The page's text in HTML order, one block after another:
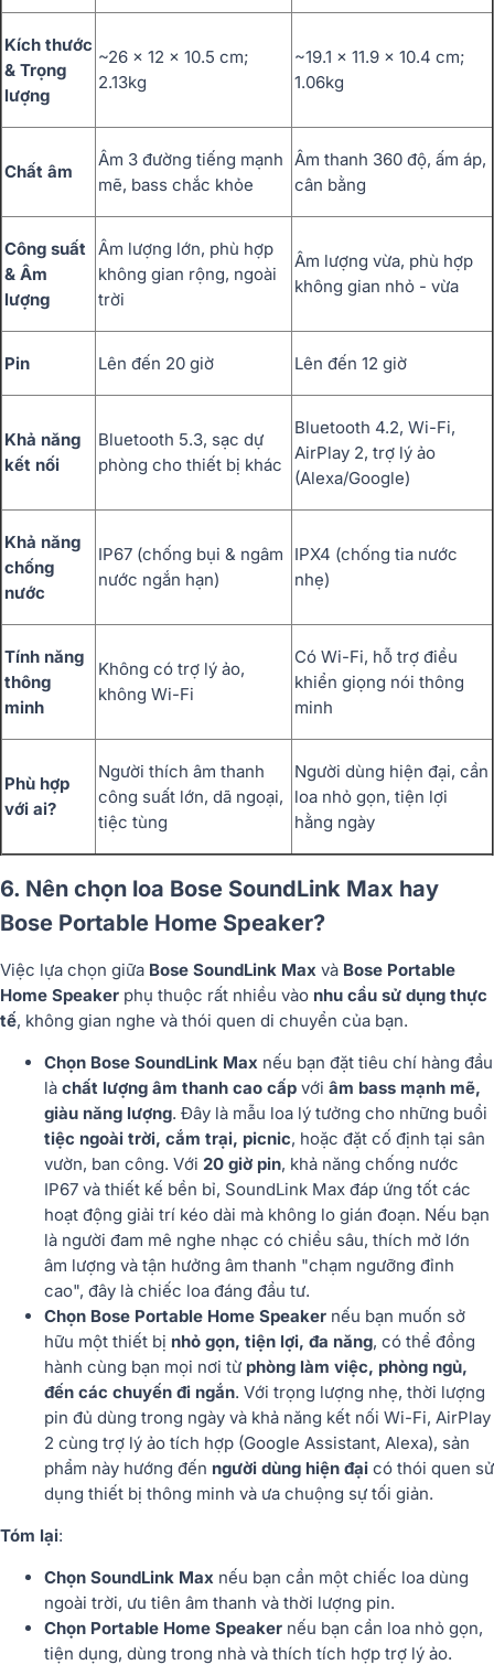
Kích thước
& Trọng
lượng
~26 x 12 x 10.5 cm;
2.13kg
~19.1 x 11.9 x 10.4 cm;
1.06kg
Chất âm
Âm 3 đường tiếng mạnh
mẽ, bass chắc khỏe
Âm thanh 360 độ, ấm áp,
cân bằng
Công suất
& Âm
lượng
Âm lượng lớn, phù hợp
không gian rộng, ngoài
trời
Âm lượng vừa, phù hợp
không gian nhỏ - vừa
Pin Lên đến 20 giờ Lên đến 12 giờ
Khả năng
kết nối
Bluetooth 5.3, sạc dự
phòng cho thiết bị khác
Bluetooth 4.2, Wi-Fi,
AirPlay 2, trợ lý ảo
(Alexa/Google)
Khả năng
chống
nước
IP67 (chống bụi & ngâm
nước ngắn hạn)
IPX4 (chống tia nước
nhẹ)
Tính năng
thông
minh
Không có trợ lý ảo,
không Wi-Fi
Có Wi-Fi, hỗ trợ điều
khiển giọng nói thông
minh
Phù hợp
với ai?
Người thích âm thanh
công suất lớn, dã ngoại,
tiệc tùng
Người dùng hiện đại, cần
loa nhỏ gọn, tiện lợi
hằng ngày
6. Nên chọn loa Bose SoundLink Max hay
Bose Portable Home Speaker?
Việc lựa chọn giữa Bose SoundLink Max và Bose Portable
Home Speaker phụ thuộc rất nhiều vào nhu cầu sử dụng thực
tế, không gian nghe và thói quen di chuyển của bạn.
Chọn Bose SoundLink Max nếu bạn đặt tiêu chí hàng đầu
là chất lượng âm thanh cao cấp với âm bass mạnh mẽ,
giàu năng lượng. Đây là mẫu loa lý tưởng cho những buổi
tiệc ngoài trời, cắm trại, picnic, hoặc đặt cố định tại sân
vườn, ban công. Với 20 giờ pin, khả năng chống nước
IP67 và thiết kế bền bỉ, SoundLink Max đáp ứng tốt các
hoạt động giải trí kéo dài mà không lo gián đoạn. Nếu bạn
là người đam mê nghe nhạc có chiều sâu, thích mở lớn
âm lượng và tận hưởng âm thanh "chạm ngưỡng đỉnh
cao", đây là chiếc loa đáng đầu tư.
Chọn Bose Portable Home Speaker nếu bạn muốn sở
hữu một thiết bị nhỏ gọn, tiện lợi, đa năng, có thể đồng
hành cùng bạn mọi nơi từ phòng làm việc, phòng ngủ,
đến các chuyến đi ngắn. Với trọng lượng nhẹ, thời lượng
pin đủ dùng trong ngày và khả năng kết nối Wi-Fi, AirPlay
2 cùng trợ lý ảo tích hợp (Google Assistant, Alexa), sản
phẩm này hướng đến người dùng hiện đại có thói quen sử
dụng thiết bị thông minh và ưa chuộng sự tối giản.
Tóm lại:
Chọn SoundLink Max nếu bạn cần một chiếc loa dùng
ngoài trời, ưu tiên âm thanh và thời lượng pin.
Chọn Portable Home Speaker nếu bạn cần loa nhỏ gọn,
tiện dụng, dùng trong nhà và thích tích hợp trợ lý ảo.